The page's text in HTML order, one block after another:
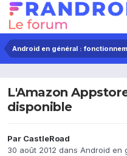
Android en général :
L'Amazon
disponible
Par CastleRoad
30 août 2012 dans Android en